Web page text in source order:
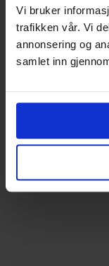
Vi bruker
trafikken vår. Vi
annonsering og
samlet inn